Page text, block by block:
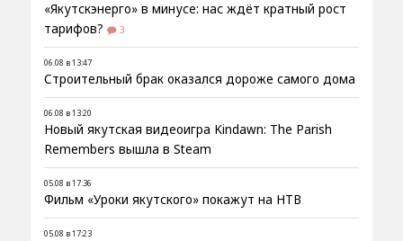
«Якутскэнерго» в минусе: нас ждёт кратный рост
тарифов?
3
06.08 в 13:47
Строительный брак оказался дороже самого дома
06.08 в 13:20
Новый якутская видеоигра Kindawn: The Parish
Remembers вышла в Steam
05.08 в 17:36
Фильм «Уроки якутского» покажут на НТВ
05.08 в 17:23